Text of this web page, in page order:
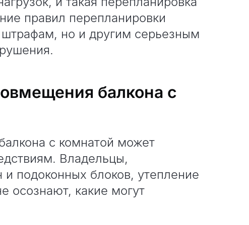
правил перепланировки
но и другим серьезным
балкона с
с комнатой может
Владельцы,
подоконных блоков, утепление
осознают, какие могут